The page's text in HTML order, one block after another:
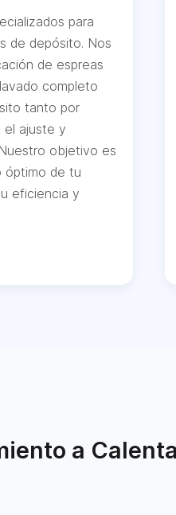
para
de depósito. Nos
de espreas
completo
tanto por
el ajuste y
objetivo es
óptimo de tu
eficiencia y
a